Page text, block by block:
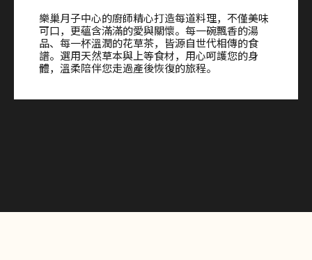
樂巢月子中心的廚師精心打造每道料理，不僅美味
可口，更蘊含滿滿的愛與關懷。每一碗飄香的湯
品、每一杯溫潤的花草茶，皆源自世代相傳的食
譜。選用天然草本與上等食材，用心呵護您的身
體，溫柔陪伴您走過產後恢復的旅程。